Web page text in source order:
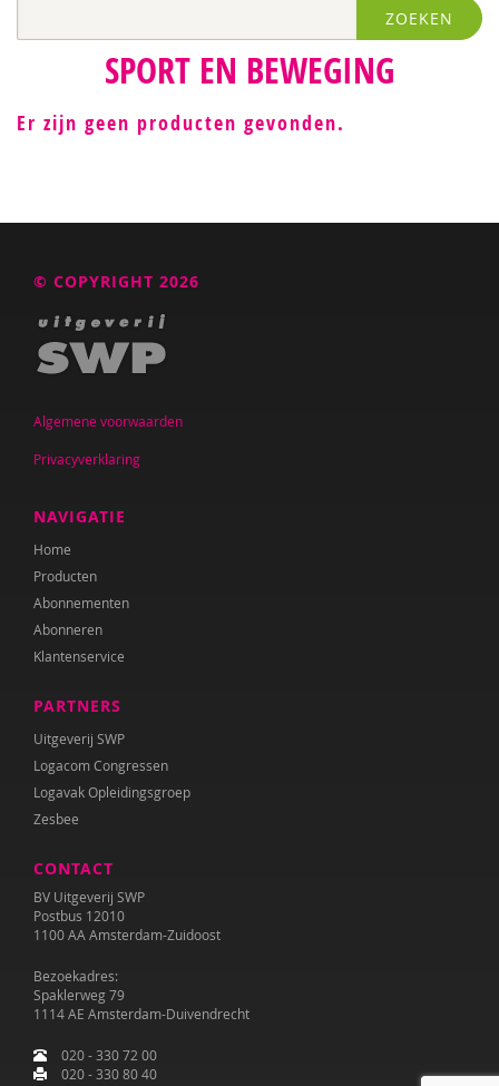
ZOEKEN
SPORT EN BEWEGING
Er zijn geen producten gevonden.
© COPYRIGHT 2026
Algemene voorwaarden
Privacyverklaring
NAVIGATIE
Home
Producten
Abonnementen
Abonneren
Klantenservice
PARTNERS
Uitgeverij SWP
Logacom Congressen
Logavak Opleidingsgroep
Zesbee
CONTACT
BV Uitgeverij SWP
Postbus 12010
1100 AA Amsterdam-Zuidoost
Bezoekadres:
Spaklerweg 79
1114 AE Amsterdam-Duivendrecht
020 - 330 72 00
020 - 330 80 40